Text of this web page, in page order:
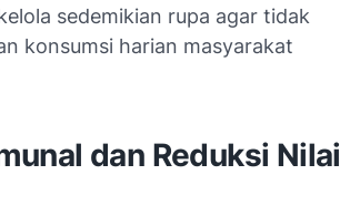
sedemikian rupa agar tidak
konsumsi harian masyarakat
dan Reduksi Nilai